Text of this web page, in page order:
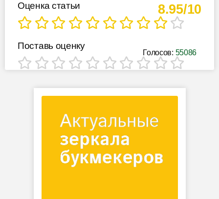
8.95/10
Оценка статьи
Голосов: 55086
Поставь оценку